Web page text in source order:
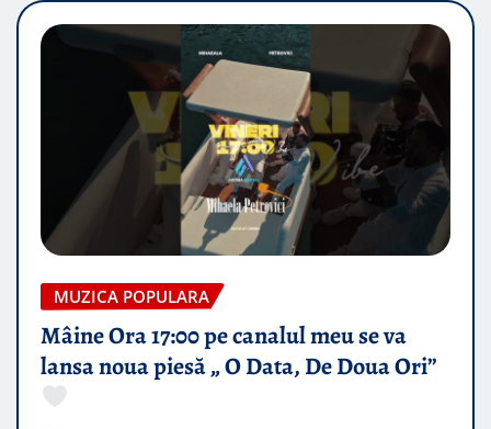
MUZICA POPULARA
Mâine Ora 17:00 pe canalul meu se va
lansa noua piesă „ O Data, De Doua Ori”